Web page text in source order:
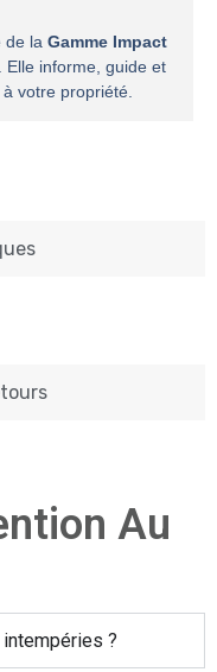
de la Gamme Impact
Elle informe, guide et
votre propriété.
Au
?